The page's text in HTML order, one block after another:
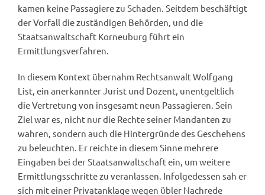
kamen keine Passagiere zu Schaden. Seitdem beschäftigt
der Vorfall die zuständigen Behörden, und die
Staatsanwaltschaft Korneuburg führt ein
Ermittlungsverfahren.
In diesem Kontext übernahm Rechtsanwalt Wolfgang
List, ein anerkannter Jurist und Dozent, unentgeltlich
die Vertretung von insgesamt neun Passagieren. Sein
Ziel war es, nicht nur die Rechte seiner Mandanten zu
wahren, sondern auch die Hintergründe des Geschehens
zu beleuchten. Er reichte in diesem Sinne mehrere
Eingaben bei der Staatsanwaltschaft ein, um weitere
Ermittlungsschritte zu veranlassen. Infolgedessen sah er
sich mit einer Privatanklage wegen übler Nachrede